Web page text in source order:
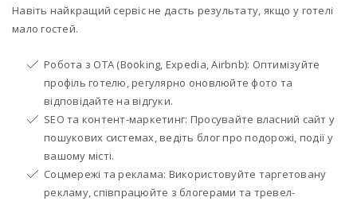
Навіть найкращий сервіс не дасть результату, якщо у готелі
мало гостей.
Робота з OTA (Booking, Expedia, Airbnb): Оптимізуйте
профіль готелю, регулярно оновлюйте фото та
відповідайте на відгуки.
SEO та контент-маркетинг: Просувайте власний сайт у
пошукових системах, ведіть блог про подорожі, події у
вашому місті.
Соцмережі та реклама: Використовуйте таргетовану
рекламу, співпрацюйте з блогерами та тревел-